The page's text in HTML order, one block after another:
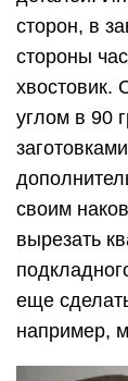
сторон, в
стороны
хвостовик.
углом в 90
своим
вырезать
еще
например,